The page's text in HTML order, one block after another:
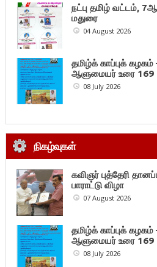
நட்பு தமிழ் வட்டம்,
மதுரை
04 August 2026
தமிழ்க் காப்புக்
ஆளுமையர் உரை 169
08 July 2026
நிகழ்வுகள்
கவிஞர் புத்தேரி
பாராட்டு விழா
07 August 2026
தமிழ்க் காப்புக்
ஆளுமையர் உரை 169
08 July 2026